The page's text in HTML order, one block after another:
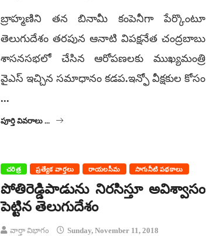
బ్రాహ్మణిని తన బినామీ కంపెనీగా పేర్కొంటూ
తెలుగుదేశం తరపున ఆనాటి విపక్షనేత చంద్రబాబు
శాసనసభలో చేసిన ఆరోపణలకు ముఖ్యమంత్రి
వైఎస్ ఇచ్చిన సమాధానం కడప.ఇన్ఫో వీక్షకుల కోసం
...
పూర్తి వివరాలు ...
చరిత్ర ప్రత్యేక వార్తలు రాయలసీమ సాగునీటి పథకాలు
పోతిరెడ్డిపాడును నిరసిస్తూ అవిశ్వాసం
పెట్టిన తెలుగుదేశం
వార్తా విభాగం Sunday, November 11, 2018